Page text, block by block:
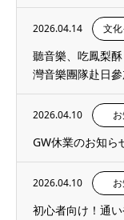
2026.04.14 文化
聽音樂、吃鳳梨
灣音樂團隊赴日
2026.04.10
GW休業のお知ら
2026.04.10
初心者向け！通